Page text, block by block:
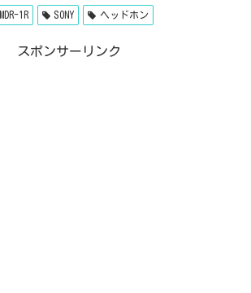
MDR-1R SONY ヘッドホン
スポンサーリンク